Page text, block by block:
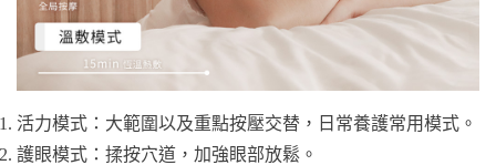
活力模式：大範圍以及重點按壓交替，日常養護常用模式。
護眼模式：揉按穴道，加強眼部放鬆。